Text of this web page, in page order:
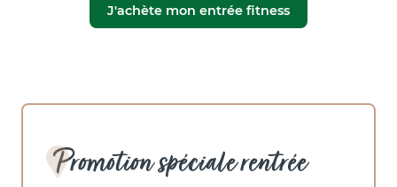
J'achète mon entrée fitness
Promotion spéciale rentrée